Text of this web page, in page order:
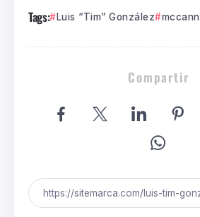
Tags: Luis “Tim” González mccann
Compartir